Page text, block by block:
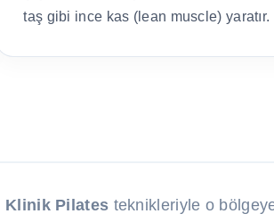
taş gibi ince kas (lean muscle) yaratır.
Klinik Pilates teknikleriyle o